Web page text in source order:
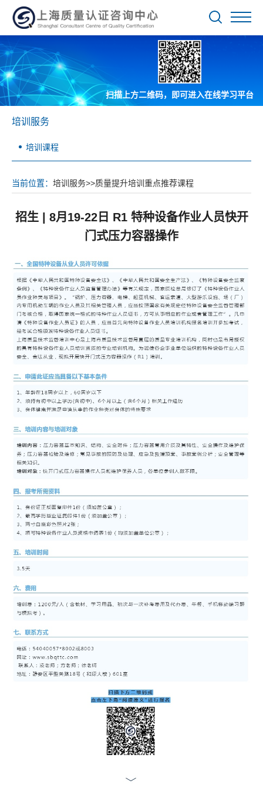
扫描上方二维码，即可进入在线学习平台
培训服务
培训课程
当前位置： 培训服务>>质量提升培训重点推荐课程
招生 | 8月19-22日 R1 特种设备作业人员快开
门式压力容器操作